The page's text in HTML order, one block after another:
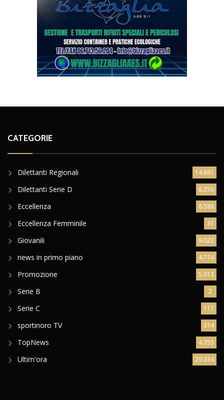
CATEGORIE
Dilettanti Regionali 14.881
Dilettanti Serie D 8.256
Eccellenza 8.588
Eccellenza Femminile 31
Giovanili 9.022
news in primo piano 4.774
Promozione 5.013
Serie B 2
Serie C 117
sportinoro TV 314
TopNews 4.355
Ultim'ora 29.334